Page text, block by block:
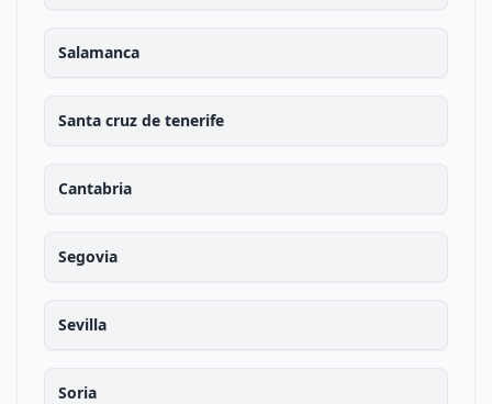
Salamanca
Santa cruz de tenerife
Cantabria
Segovia
Sevilla
Soria